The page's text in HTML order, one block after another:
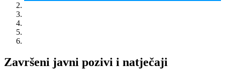
Završeni javni pozivi i natječaji